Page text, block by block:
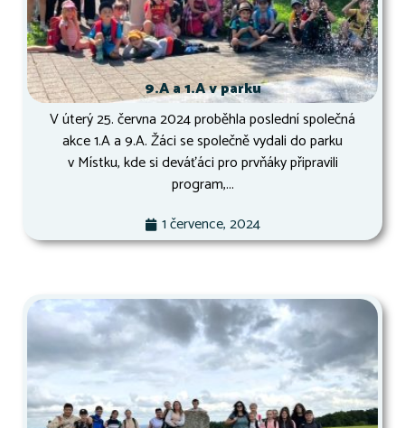
9.A a 1.A v parku
V úterý 25. června 2024 proběhla poslední společná
akce 1.A a 9.A. Žáci se společně vydali do parku
v Místku, kde si deváťáci pro prvňáky připravili
program,...
1 července, 2024